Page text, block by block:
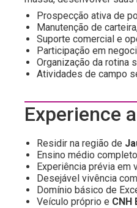
Prospecção ativa de
Manutenção de
Suporte comercial e
Participação em
Organização da rotina
Atividades de campo
Experience
Residir na região de
Ensino médio
Experiência prévia em
Desejável vivência
Domínio básico de
Veículo próprio e CNH